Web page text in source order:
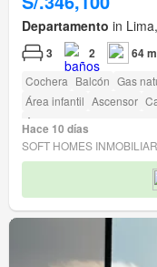
Departamento in
3 2 64
Cochera Balcón Gas
Área infantil Ascensor
Acceso para personas
Hace 10 días
SOFT HOMES